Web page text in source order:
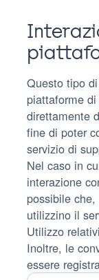
Questo tipo
piattaforme
direttamente
fine di poter
servizio di
Nel caso in
interazione
possibile
utilizzino il
Utilizzo
Inoltre, le
essere